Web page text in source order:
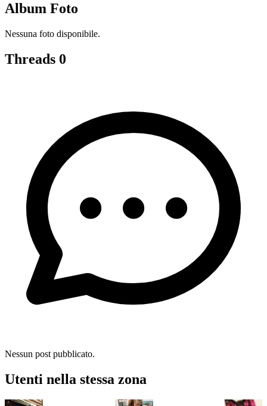
Album Foto
Nessuna foto disponibile.
Threads 0
Nessun post pubblicato.
Utenti nella stessa zona